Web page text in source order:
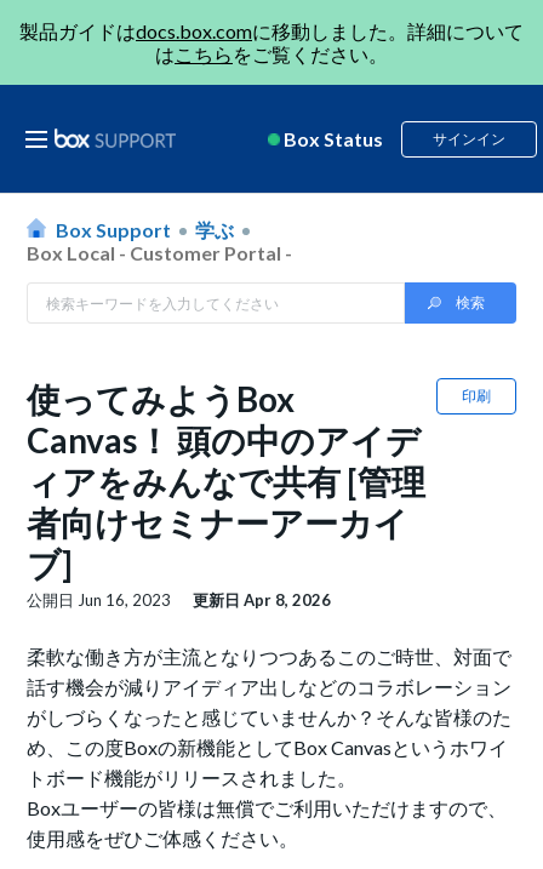
製品ガイドはdocs.box.comに移動しました。詳細について
はこちら をご覧ください。
Box Status サインイン
Box Support
学ぶ
Box Local - Customer Portal -
印刷
使ってみようBox
Canvas！ 頭の中のアイデ
ィアをみんなで共有 [管理
者向けセミナーアーカイ
ブ]
公開日 Jun 16, 2023 更新日Apr 8, 2026
柔軟な働き方が主流となりつつあるこのご時世、対面で
話す機会が減りアイディア出しなどのコラボレーション
がしづらくなったと感じていませんか？そんな皆様のた
め、この度Boxの新機能としてBox Canvasというホワイ
トボード機能がリリースされました。
Boxユーザーの皆様は無償でご利用いただけますので、
使用感をぜひご体感ください。